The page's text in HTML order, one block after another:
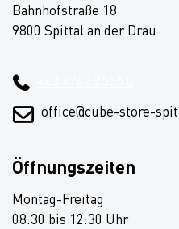
Bahnhofstraße 18
9800 Spittal an der Drau
office@cube-store-
Öffnungszeiten
Montag-Freitag
08:30 bis 12:30 Uhr